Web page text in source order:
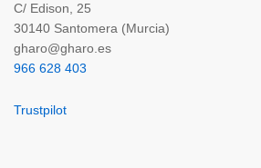
C/ Edison, 25
30140 Santomera (Murcia)
gharo@gharo.es
966 628 403
Trustpilot